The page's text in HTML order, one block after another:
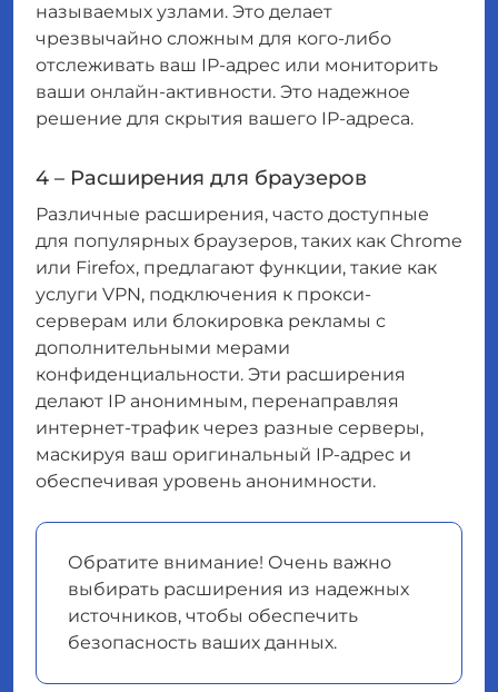
называемых узлами. Это делает
чрезвычайно сложным для кого-либо
отслеживать ваш IP-адрес или мониторить
ваши онлайн-активности. Это надежное
решение для скрытия вашего IP-адреса.
4 – Расширения для браузеров
Различные расширения, часто доступные
для популярных браузеров, таких как Chrome
или Firefox, предлагают функции, такие как
услуги VPN, подключения к прокси-
серверам или блокировка рекламы с
дополнительными мерами
конфиденциальности. Эти расширения
делают IP анонимным, перенаправляя
интернет-трафик через разные серверы,
маскируя ваш оригинальный IP-адрес и
обеспечивая уровень анонимности.
Обратите внимание! Очень важно
выбирать расширения из надежных
источников, чтобы обеспечить
безопасность ваших данных.